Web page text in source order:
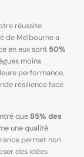
réussite
de Melbourne a
en eux sont 50%
moins
performance,
résilience face
que85% des
une qualité
permet non
des idées